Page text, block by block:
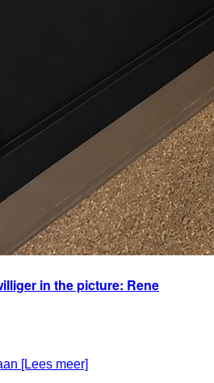
in the picture: Rene
[Lees meer]